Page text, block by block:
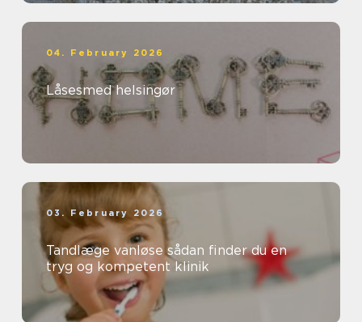
04. February 2026
Låsesmed helsingør
03. February 2026
Tandlæge vanløse sådan finder du en
tryg og kompetent klinik